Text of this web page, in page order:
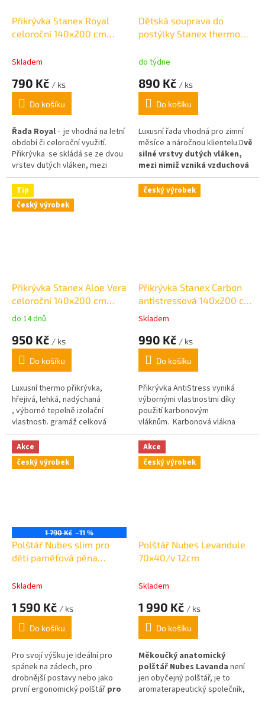
Přikrývka Stanex Royal
celoroční 140x200 cm
Skladem
790 Kč / ks
Do košíku
Řada Royal- je vhodná na letní
období či celoroční využití.
Přikrývka se skládá se ze dvou
vrstev dutých vláken, mezi
nimiž vzniká vzduchová kapsa.
Poskytuje příjemnou hřejivost a
současně lehkost. Gramáž :
celkem 1290g / výplň 560g
Dětská souprava do
postýlky Stanex thermo
do týdne
890 Kč / ks
Do košíku
Luxusní řada vhodná pro zimní
měsíce a náročnou klientelu.Dvě
silné vrstvy dutých vláken,
mezi nimiž vzniká vzduchová
kapsa, zajišťují maximální
hřejivost a současně lehkost a
stálou nadýchanost.
Tip
český výrobek
Přikrývka Stanex Aloe Vera
celoroční 140x200 cm
/1590g
Průměrné
produktu
5,0
5
hvězdiček.
do 14 dnů
950 Kč / ks
Do košíku
Luxusní thermo přikrývka,
hřejivá, lehká, nadýchaná
, výborné tepelně izolační
vlastnosti. gramáž celková
1590g /výplň 840g
český výrobek
Přikrývka Stanex Carbon
antistressová 140x200 cm
/1590g
Průměrné
produktu
4,0
5
hvězdiček.
Skladem
990 Kč / ks
Do košíku
Přikrývka AntiStress vyniká
výbornými vlastnostmi díky
použití karbonovým
vláknům. Karbonová vlákna
slouží k odvodu statické
elektřiny a napětí.
celkem 1590/ výplň 940 g
Akce
český výrobek
1 790 Kč –11 %
Polštář Nubes slim pro
děti paměťová pěna
Skladem
1 590 Kč / ks
Do košíku
Pro svojí výšku je ideální pro
spánek na zádech, pro
drobnější postavy nebo jako
první ergonomický polštář pro
Akce
český výrobek
Polštář Nubes Levandule
70x40/v 12cm
Skladem
1 990 Kč / ks
Do košíku
Měkoučký anatomický
polštář Nubes Lavanda není
jen obyčejný polštář, je to
aromaterapeutický společník,